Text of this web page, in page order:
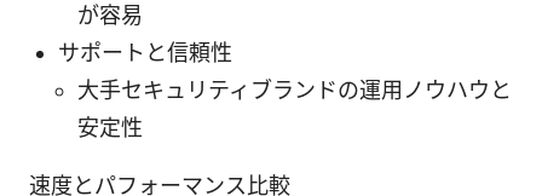
が容易
サポートと信頼性
大手セキュリティブランドの運用ノウハウと
安定性
速度とパフォーマンス比較